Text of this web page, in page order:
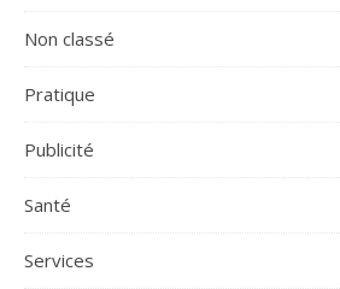
Non classé
Pratique
Publicité
Santé
Services